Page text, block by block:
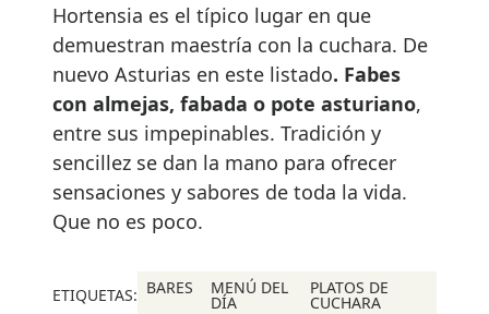
Hortensia es el típico lugar en que
demuestran maestría con la cuchara. De
nuevo Asturias en este listado. Fabes
con almejas, fabada o pote asturiano,
entre sus impepinables. Tradición y
sencillez se dan la mano para ofrecer
sensaciones y sabores de toda la vida.
Que no es poco.
ETIQUETAS: BARES MENÚ DEL
DÍA
PLATOS DE
CUCHARA